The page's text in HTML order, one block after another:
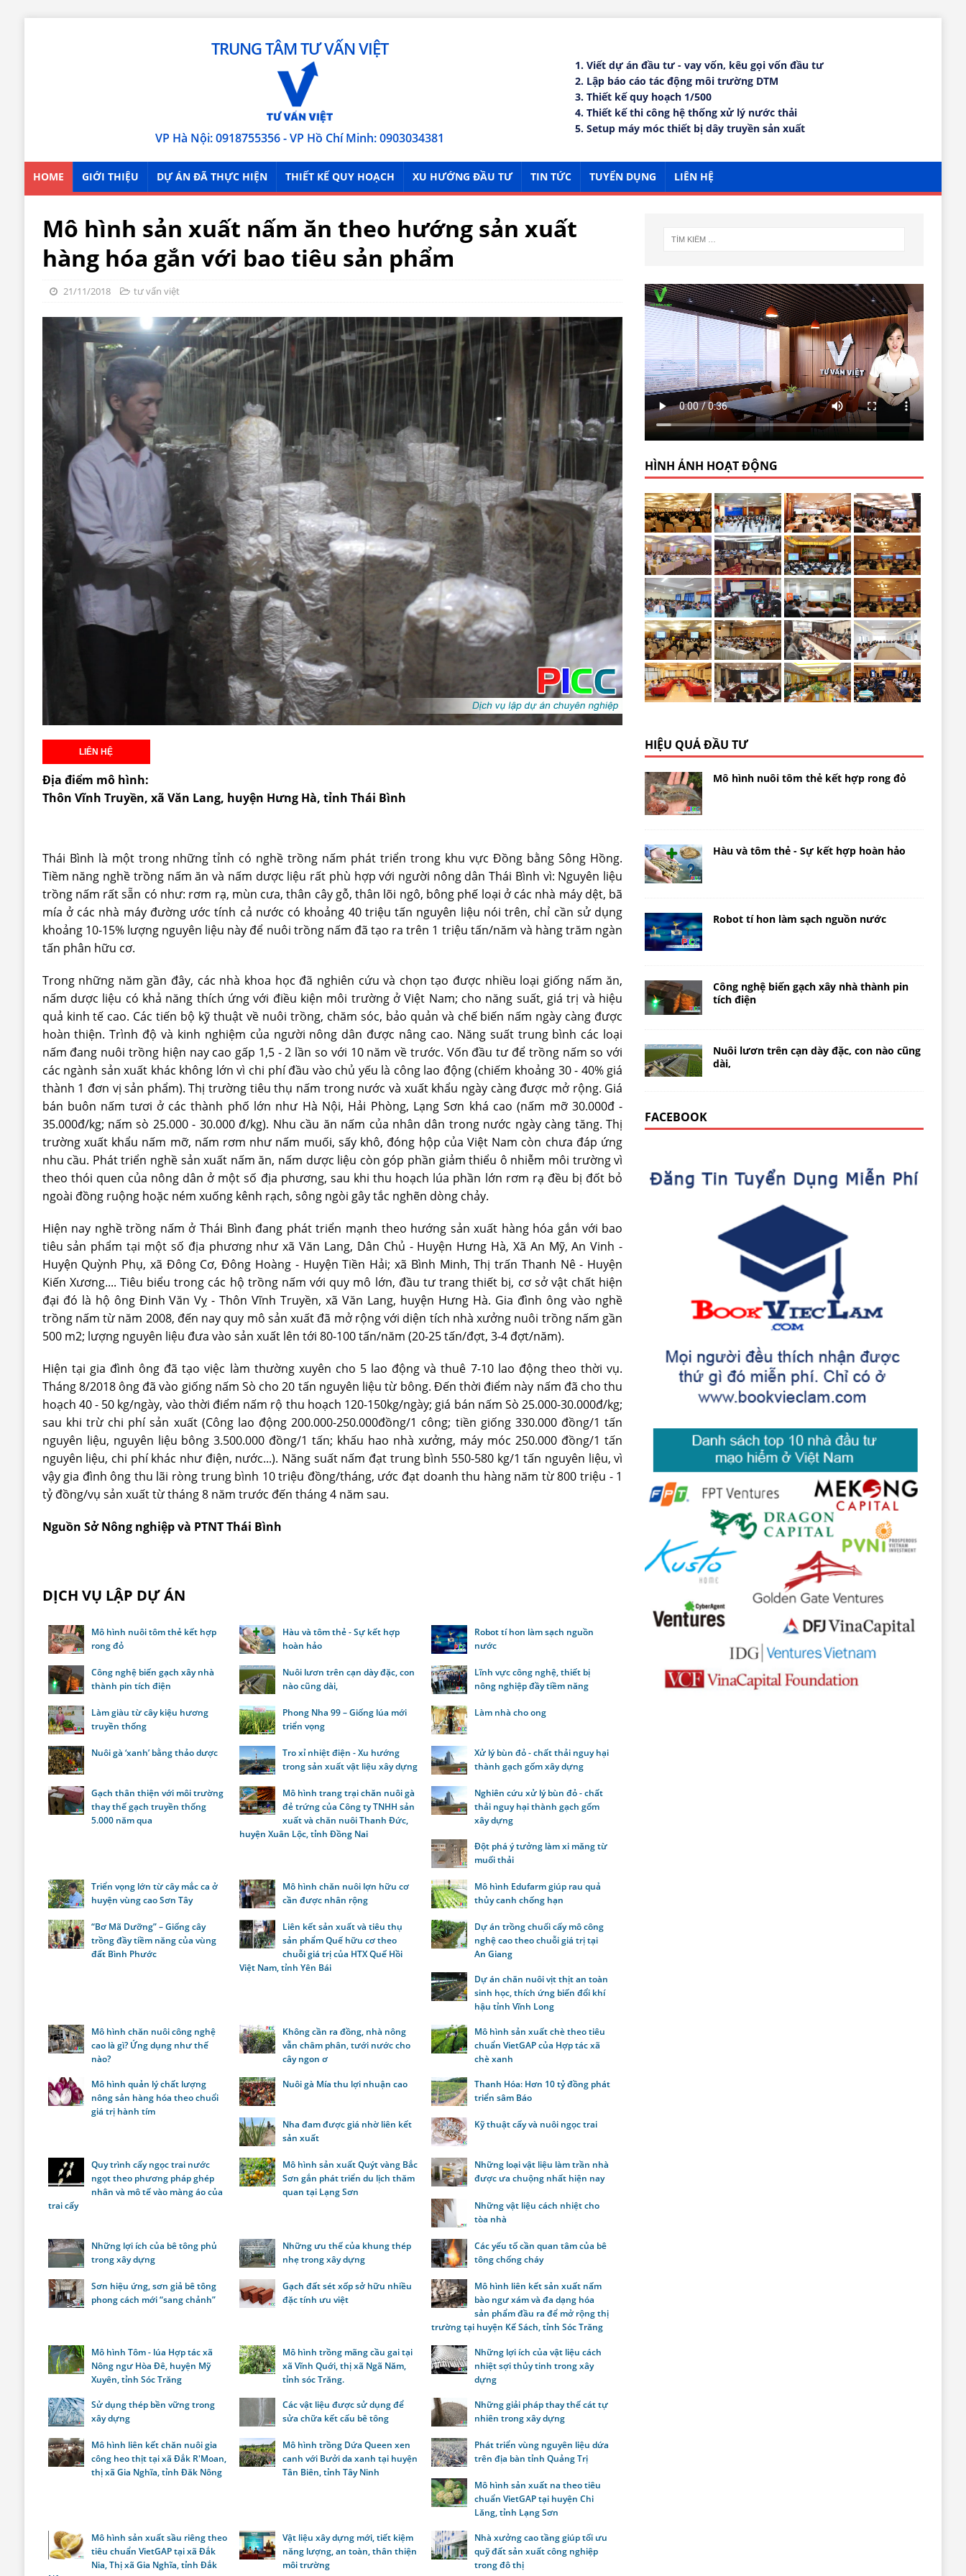
TRUNG TÂM TƯ VẤN VIỆT
VP Hà Nội: 0918755356 - VP Hồ Chí Minh: 0903034381
1. Viết dự án đầu tư - vay vốn, kêu gọi vốn đầu tư
2. Lập báo cáo tác động môi trường DTM
3. Thiết kế quy hoạch 1/500
4. Thiết kế thi công hệ thống xử lý nước thải
5. Setup máy móc thiết bị dây truyền sản xuất
HOME GIỚI THIỆU DỰ ÁN ĐÃ THỰC HIỆN THIẾT KẾ QUY HOẠCH XU HƯỚNG ĐẦU TƯ TIN TỨC TUYỂN DỤNG LIÊN HỆ
Mô hình sản xuất nấm ăn theo hướng sản xuất
hàng hóa gắn với bao tiêu sản phẩm
21/11/2018 tư vấn việt
Địa điểm mô hình:
Thôn Vĩnh Truyền, xã Văn Lang, huyện Hưng Hà, tỉnh Thái Bình
Thái Bình là một trong những tỉnh có nghề trồng nấm phát triển trong khu vực Đồng bằng Sông Hồng.
Tiềm năng nghề trồng nấm ăn và nấm dược liệu rất phù hợp với người nông dân Thái Bình vì: Nguyên liệu
trồng nấm rất sẵn có như: rơm rạ, mùn cưa, thân cây gỗ, thân lõi ngô, bông phế loại ở các nhà máy dệt, bã
mía ở các nhà máy đường ước tính cả nước có khoảng 40 triệu tấn nguyên liệu nói trên, chỉ cần sử dụng
khoảng 10-15% lượng nguyên liệu này để nuôi trồng nấm đã tạo ra trên 1 triệu tấn/năm và hàng trăm ngàn
tấn phân hữu cơ.
Trong những năm gần đây, các nhà khoa học đã nghiên cứu và chọn tạo được nhiều loại giống nấm ăn,
nấm dược liệu có khả năng thích ứng với điều kiện môi trường ở Việt Nam; cho năng suất, giá trị và hiệu
quả kinh tế cao. Các tiến bộ kỹ thuật về nuôi trồng, chăm sóc, bảo quản và chế biến nấm ngày càng được
hoàn thiện. Trình độ và kinh nghiệm của người nông dân được nâng cao. Năng suất trung bình các loại
nấm đang nuôi trồng hiện nay cao gấp 1,5 - 2 lần so với 10 năm về trước. Vốn đầu tư để trồng nấm so với
các ngành sản xuất khác không lớn vì chi phí đầu vào chủ yếu là công lao động (chiếm khoảng 30 - 40% giá
thành 1 đơn vị sản phẩm). Thị trường tiêu thụ nấm trong nước và xuất khẩu ngày càng được mở rộng. Giá
bán buôn nấm tươi ở các thành phố lớn như Hà Nội, Hải Phòng, Lạng Sơn khá cao (nấm mỡ 30.000đ -
35.000đ/kg; nấm sò 25.000 - 30.000 đ/kg). Nhu cầu ăn nấm của nhân dân trong nước ngày càng tăng. Thị
trường xuất khẩu nấm mỡ, nấm rơm như nấm muối, sấy khô, đóng hộp của Việt Nam còn chưa đáp ứng
nhu cầu. Phát triển nghề sản xuất nấm ăn, nấm dược liệu còn góp phần giảm thiểu ô nhiễm môi trường vì
theo thói quen của nông dân ở một số địa phương, sau khi thu hoạch lúa phần lớn rơm rạ đều bị đốt bỏ
ngoài đồng ruộng hoặc ném xuống kênh rạch, sông ngòi gây tắc nghẽn dòng chảy.
Hiện nay nghề trồng nấm ở Thái Bình đang phát triển mạnh theo hướng sản xuất hàng hóa gắn với bao
tiêu sản phẩm tại một số địa phương như xã Văn Lang, Dân Chủ - Huyện Hưng Hà, Xã An Mỹ, An Vinh -
Huyện Quỳnh Phụ, xã Đông Cơ, Đông Hoàng - Huyện Tiền Hải; xã Bình Minh, Thị trấn Thanh Nê - Huyện
Kiến Xương.... Tiêu biểu trong các hộ trồng nấm với quy mô lớn, đầu tư trang thiết bị, cơ sở vật chất hiện
đại đó là hộ ông Đinh Văn Vỵ - Thôn Vĩnh Truyền, xã Văn Lang, huyện Hưng Hà. Gia đình ông vào nghề
trồng nấm từ năm 2008, đến nay quy mô sản xuất đã mở rộng với diện tích nhà xưởng nuôi trồng nấm gần
500 m2; lượng nguyên liệu đưa vào sản xuất lên tới 80-100 tấn/năm (20-25 tấn/đợt, 3-4 đợt/năm).
Hiện tại gia đình ông đã tạo việc làm thường xuyên cho 5 lao động và thuê 7-10 lao động theo thời vụ.
Tháng 8/2018 ông đã vào giống nấm Sò cho 20 tấn nguyên liệu từ bông. Đến thời điểm này nấm đã cho thu
hoạch 40 - 50 kg/ngày, vào thời điểm nấm rộ thu hoạch 120-150kg/ngày; giá bán nấm Sò 25.000-30.000đ/kg;
sau khi trừ chi phí sản xuất (Công lao động 200.000-250.000đồng/1 công; tiền giống 330.000 đồng/1 tấn
nguyên liệu, nguyên liệu bông 3.500.000 đồng/1 tấn; khấu hao nhà xưởng, máy móc 250.000 đồng/1 tấn
nguyên liệu, chi phí khác như điện, nước...). Năng suất nấm đạt trung bình 550-580 kg/1 tấn nguyên liệu, vì
vậy gia đình ông thu lãi ròng trung bình 10 triệu đồng/tháng, ước đạt doanh thu hàng năm từ 800 triệu - 1
tỷ đồng/vụ sản xuất từ tháng 8 năm trước đến tháng 4 năm sau.
Nguồn Sở Nông nghiệp và PTNT Thái Bình
DỊCH VỤ LẬP DỰ ÁN
Mô hình nuôi tôm thẻ kết hợp
rong đỏ
Hàu và tôm thẻ - Sự kết hợp
hoàn hảo
Robot tí hon làm sạch nguồn
nước
Công nghệ biến gạch xây nhà
thành pin tích điện
Nuôi lươn trên cạn dày đặc, con
nào cũng dài,
Lĩnh vực công nghệ, thiết bị
nông nghiệp đầy tiềm năng
Làm giàu từ cây kiệu hương
truyền thống
Phong Nha 99 – Giống lúa mới
triển vọng
Làm nhà cho ong
Nuôi gà ‘xanh’ bằng thảo dược
Tro xỉ nhiệt điện - Xu hướng
trong sản xuất vật liệu xây dựng
Xử lý bùn đỏ - chất thải nguy hại
thành gạch gốm xây dựng
Gạch thân thiện với môi trường
thay thế gạch truyền thống
5.000 năm qua
Mô hình trang trại chăn nuôi gà
đẻ trứng của Công ty TNHH sản
xuất và chăn nuôi Thanh Đức,
huyện Xuân Lộc, tỉnh Đồng Nai
Nghiên cứu xử lý bùn đỏ - chất
thải nguy hại thành gạch gốm
xây dựng
Đột phá ý tưởng làm xi măng từ
muối thải
Triển vọng lớn từ cây mắc ca ở
huyện vùng cao Sơn Tây
Mô hình chăn nuôi lợn hữu cơ
cần được nhân rộng
Mô hình Edufarm giúp rau quả
thủy canh chống hạn
“Bơ Mã Dưỡng” – Giống cây
trồng đầy tiềm năng của vùng
đất Bình Phước
Liên kết sản xuất và tiêu thụ
sản phẩm Quế hữu cơ theo
chuỗi giá trị của HTX Quế Hồi
Việt Nam, tỉnh Yên Bái
Dự án trồng chuối cấy mô công
nghệ cao theo chuỗi giá trị tại
An Giang
Dự án chăn nuôi vịt thịt an toàn
sinh học, thích ứng biến đổi khí
hậu tỉnh Vĩnh Long
Mô hình chăn nuôi công nghệ
cao là gì? Ứng dụng như thế
nào?
Không cần ra đồng, nhà nông
vẫn châm phân, tưới nước cho
cây ngon ơ
Mô hình sản xuất chè theo tiêu
chuẩn VietGAP của Hợp tác xã
chè xanh
Mô hình quản lý chất lượng
nông sản hàng hóa theo chuổi
giá trị hành tím
Nuôi gà Mía thu lợi nhuận cao
Thanh Hóa: Hơn 10 tỷ đồng phát
triển sâm Báo
Nha đam được giá nhờ liên kết
sản xuất
Kỹ thuật cấy và nuôi ngọc trai
Quy trình cấy ngọc trai nước
ngọt theo phương pháp ghép
nhân và mô tế vào màng áo của
trai cấy
Mô hình sản xuất Quýt vàng Bắc
Sơn gắn phát triển du lịch thăm
quan tại Lạng Sơn
Những loại vật liệu làm trần nhà
được ưa chuộng nhất hiện nay
Những vật liệu cách nhiệt cho
tòa nhà
Những lợi ích của bê tông phủ
trong xây dựng
Những ưu thế của khung thép
nhẹ trong xây dựng
Các yếu tố cần quan tâm của bê
tông chống cháy
Sơn hiệu ứng, sơn giả bê tông
phong cách mới “sang chảnh”
Gạch đất sét xốp sở hữu nhiều
đặc tính ưu việt
Mô hình liên kết sản xuất nấm
bào ngư xám và đa dạng hóa
sản phẩm đầu ra để mở rộng thị
trường tại huyện Kế Sách, tỉnh Sóc Trăng
Mô hình Tôm - lúa Hợp tác xã
Nông ngư Hòa Đê, huyện Mỹ
Xuyên, tỉnh Sóc Trăng
Mô hình trồng mãng cầu gai tại
xã Vĩnh Quới, thị xã Ngã Năm,
tỉnh sóc Trăng.
Những lợi ích của vật liệu cách
nhiệt sợi thủy tinh trong xây
dựng
Sử dụng thép bền vững trong
xây dựng
Các vật liệu được sử dụng để
sửa chữa kết cấu bê tông
Những giải pháp thay thế cát tự
nhiên trong xây dựng
Mô hình liên kết chăn nuôi gia
công heo thịt tại xã Đắk R'Moan,
thị xã Gia Nghĩa, tỉnh Đăk Nông
Mô hình trồng Dứa Queen xen
canh với Bưởi da xanh tại huyện
Tân Biên, tỉnh Tây Ninh
Phát triển vùng nguyên liệu dứa
trên địa bàn tỉnh Quảng Trị
Mô hình sản xuất na theo tiêu
chuẩn VietGAP tại huyện Chi
Lăng, tỉnh Lạng Sơn
Mô hình sản xuất sầu riêng theo
tiêu chuẩn VietGAP tại xã Đắk
Nia, Thị xã Gia Nghĩa, tỉnh Đắk
Vật liệu xây dựng mới, tiết kiệm
năng lượng, an toàn, thân thiện
môi trường
Nhà xưởng cao tầng giúp tối ưu
quỹ đất sản xuất công nghiệp
trong đô thị
HÌNH ẢNH HOẠT ĐỘNG
HIỆU QUẢ ĐẦU TƯ
Mô hình nuôi tôm thẻ kết hợp rong đỏ
Hàu và tôm thẻ - Sự kết hợp hoàn hảo
Robot tí hon làm sạch nguồn nước
Công nghệ biến gạch xây nhà thành pin
tích điện
Nuôi lươn trên cạn dày đặc, con nào cũng
dài,
FACEBOOK